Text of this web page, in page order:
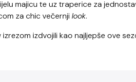
majicu te uz traperice za
za chic večernji look.
izdvojili kao najljepše ove